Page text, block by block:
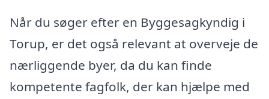
Når du søger efter en Byggesagkyndig i
Torup, er det også relevant at overveje de
nærliggende byer, da du kan finde
kompetente fagfolk, der kan hjælpe med